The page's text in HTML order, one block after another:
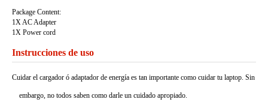
Package Content:
1X AC Adapter
1X Power cord
Instrucciones de uso
Cuidar el cargador ó adaptador de energía es tan importante como cuidar tu laptop. Sin
embargo, no todos saben como darle un cuidado apropiado.